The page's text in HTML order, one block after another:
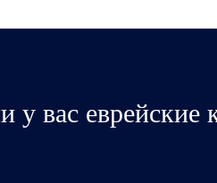
у вас еврейские